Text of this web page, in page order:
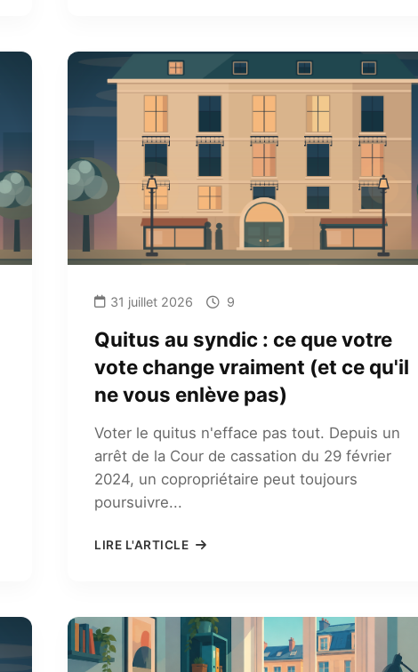
31 juillet 2026 9
Quitus au syndic : ce que votre
vote change vraiment (et ce qu'il
ne vous enlève pas)
Voter le quitus n'efface pas tout. Depuis un
arrêt de la Cour de cassation du 29 février
2024, un copropriétaire peut toujours
poursuivre...
LIRE L'ARTICLE